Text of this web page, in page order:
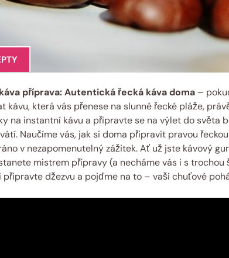
příprava: Autentická řecká káva doma –
kávu, která vás přenese na slunné řecké pláže,
na instantní kávu a připravte se na výlet do světa
Naučíme vás, jak si doma připravit pravou
v nezapomenutelný zážitek. Ať už jste kávový
mistrem přípravy (a necháme vás i s
připravte džezvu a pojďme na to – vaši chuťové